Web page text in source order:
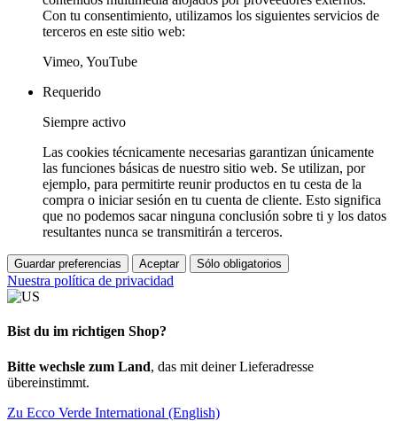
Con tu consentimiento, utilizamos los siguientes servicios de
terceros en este sitio web:
Vimeo, YouTube
Requerido
Siempre activo
Las cookies técnicamente necesarias garantizan únicamente
las funciones básicas de nuestro sitio web. Se utilizan, por
ejemplo, para permitirte reunir productos en tu cesta de la
compra o iniciar sesión en tu cuenta de cliente. Esto significa
que no podemos sacar ninguna conclusión sobre ti y los datos
resultantes nunca se transmitirán a terceros.
Guardar preferencias Aceptar Sólo obligatorios
Nuestra política de privacidad
Bist du im richtigen Shop?
Bitte wechsle zum Land, das mit deiner Lieferadresse
übereinstimmt.
Zu Ecco Verde International (English)